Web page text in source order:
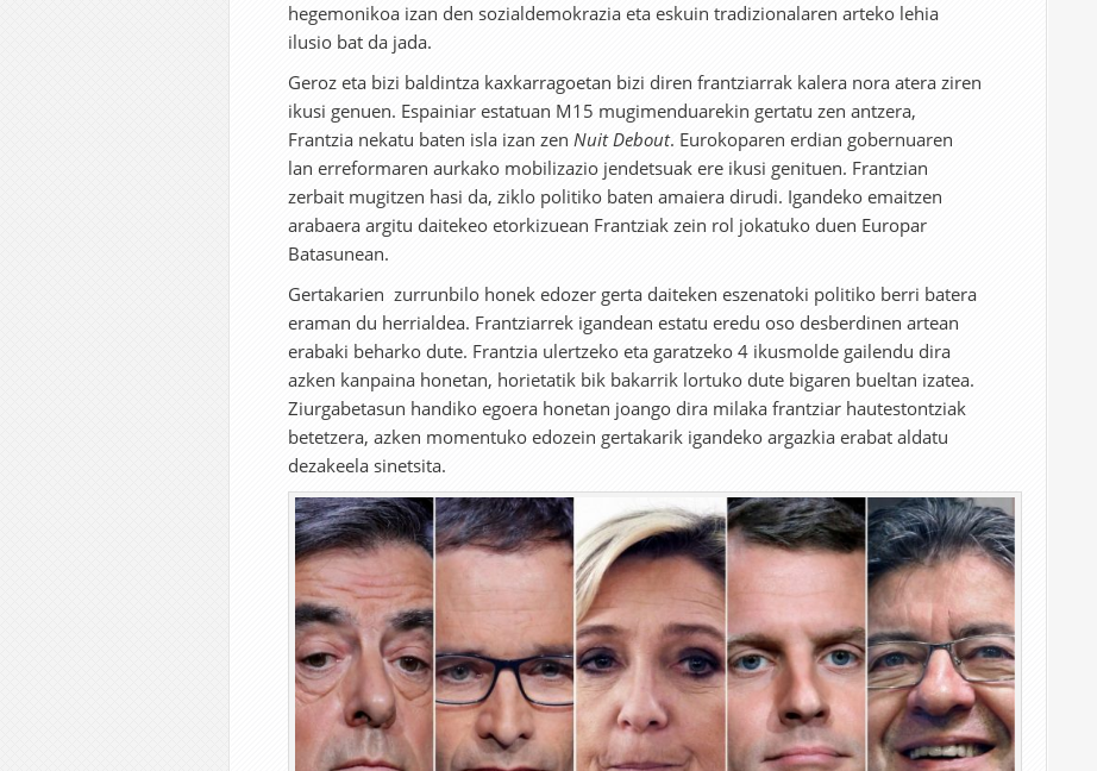
hegemonikoa izan den sozialdemokrazia eta eskuin tradizionalaren arteko lehia
ilusio bat da jada.
Geroz eta bizi baldintza kaxkarragoetan bizi diren frantziarrak kalera nora atera ziren
ikusi genuen. Espainiar estatuan M15 mugimenduarekin gertatu zen antzera,
Frantzia nekatu baten isla izan zen Nuit Debout. Eurokoparen erdian gobernuaren
lan erreformaren aurkako mobilizazio jendetsuak ere ikusi genituen. Frantzian
zerbait mugitzen hasi da, ziklo politiko baten amaiera dirudi. Igandeko emaitzen
arabaera argitu daitekeo etorkizuean Frantziak zein rol jokatuko duen Europar
Batasunean.
Gertakarien zurrunbilo honek edozer gerta daiteken eszenatoki politiko berri batera
eraman du herrialdea. Frantziarrek igandean estatu eredu oso desberdinen artean
erabaki beharko dute. Frantzia ulertzeko eta garatzeko 4 ikusmolde gailendu dira
azken kanpaina honetan, horietatik bik bakarrik lortuko dute bigaren bueltan izatea.
Ziurgabetasun handiko egoera honetan joango dira milaka frantziar hautestontziak
betetzera, azken momentuko edozein gertakarik igandeko argazkia erabat aldatu
dezakeela sinetsita.